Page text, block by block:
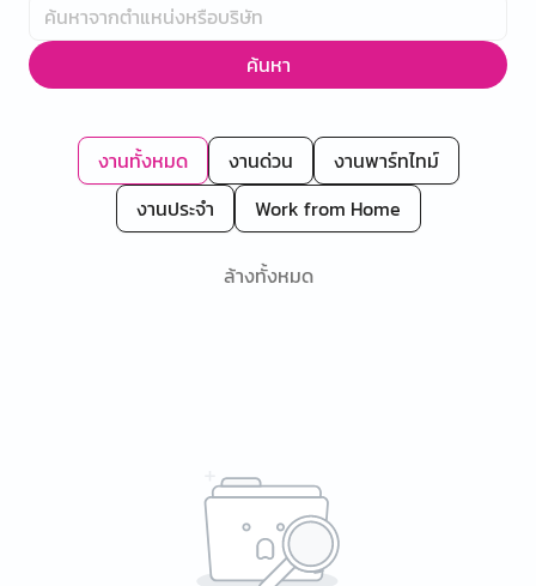
ค้นหา
งานทั้งหมด งานด่วน
งานพาร์ทไทม์
งานประจำ
Work from Home
ล้างทั้งหมด